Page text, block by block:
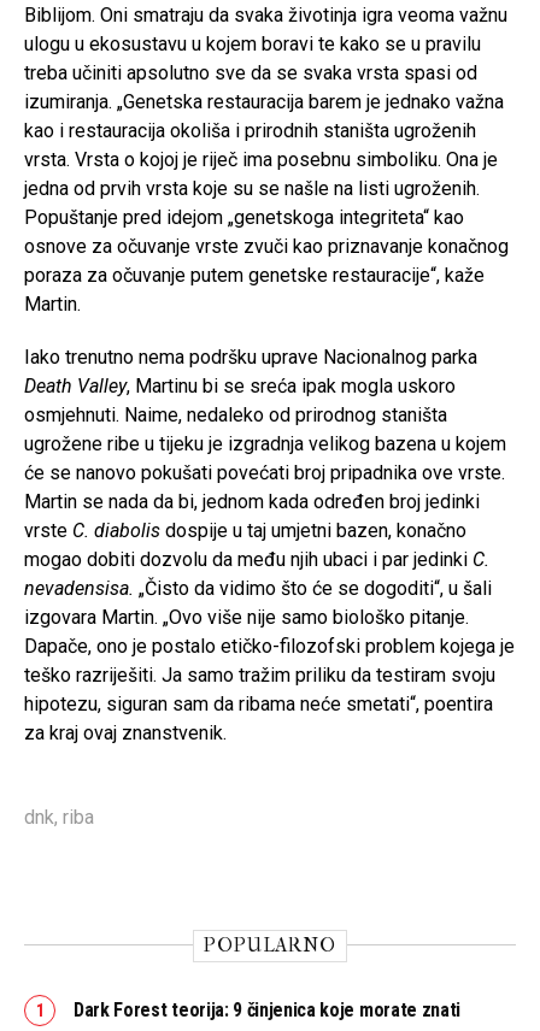
Biblijom. Oni smatraju da svaka životinja igra veoma važnu
ulogu u ekosustavu u kojem boravi te kako se u pravilu
treba učiniti apsolutno sve da se svaka vrsta spasi od
izumiranja. „Genetska restauracija barem je jednako važna
kao i restauracija okoliša i prirodnih staništa ugroženih
vrsta. Vrsta o kojoj je riječ ima posebnu simboliku. Ona je
jedna od prvih vrsta koje su se našle na listi ugroženih.
Popuštanje pred idejom „genetskoga integriteta“ kao
osnove za očuvanje vrste zvuči kao priznavanje konačnog
poraza za očuvanje putem genetske restauracije“, kaže
Martin.
Iako trenutno nema podršku uprave Nacionalnog parka
Death Valley, Martinu bi se sreća ipak mogla uskoro
osmjehnuti. Naime, nedaleko od prirodnog staništa
ugrožene ribe u tijeku je izgradnja velikog bazena u kojem
će se nanovo pokušati povećati broj pripadnika ove vrste.
Martin se nada da bi, jednom kada određen broj jedinki
vrste C. diabolis dospije u taj umjetni bazen, konačno
mogao dobiti dozvolu da među njih ubaci i par jedinki C.
nevadensisa. „Čisto da vidimo što će se dogoditi“, u šali
izgovara Martin. „Ovo više nije samo biološko pitanje.
Dapače, ono je postalo etičko-filozofski problem kojega je
teško razriješiti. Ja samo tražim priliku da testiram svoju
hipotezu, siguran sam da ribama neće smetati“, poentira
za kraj ovaj znanstvenik.
dnk, riba
POPULARNO
Dark Forest teorija: 9 činjenica koje morate znati